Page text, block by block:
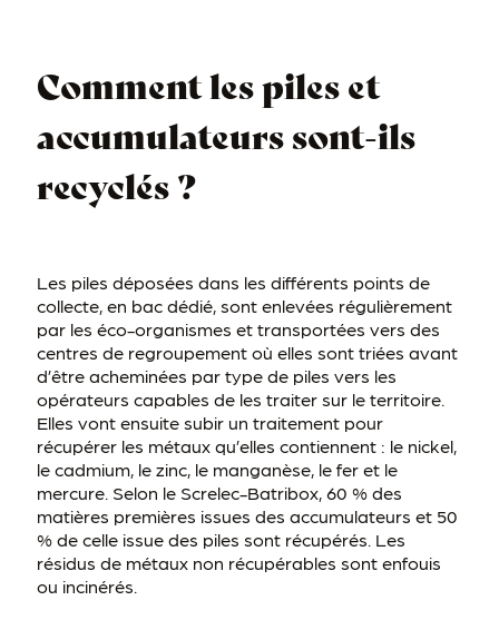
Comment les piles et
accumulateurs sont-ils
recyclés ?
Les piles déposées dans les différents points de
collecte, en bac dédié, sont enlevées régulièrement
par les éco-organismes et transportées vers des
centres de regroupement où elles sont triées avant
d’être acheminées par type de piles vers les
opérateurs capables de les traiter sur le territoire.
Elles vont ensuite subir un traitement pour
récupérer les métaux qu’elles contiennent : le nickel,
le cadmium, le zinc, le manganèse, le fer et le
mercure. Selon le Screlec-Batribox, 60 % des
matières premières issues des accumulateurs et 50
% de celle issue des piles sont récupérés. Les
résidus de métaux non récupérables sont enfouis
ou incinérés.